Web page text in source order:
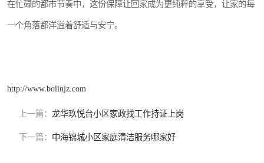
在忙碌的都市节奏中，这份保障让回家成为更纯粹的享受，让家的每
一个角落都洋溢着舒适与安宁。
http://www.bolinjz.com
上一篇： 龙华玖悦台小区家政找工作持证上岗
下一篇： 中海锦城小区家庭清洁服务哪家好